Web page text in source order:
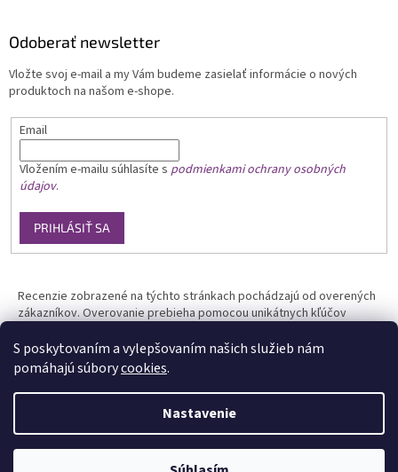
S poskytovaním a vylepšovaním našich služieb nám
pomáhajú súborycookies.
Nastavenie
Odoberať newsletter
Vložte svoj e-mail a my Vám budeme zasielať informácie o nových
produktoch na našom e-shope.
Email
Vložením e-mailu súhlasíte s podmienkami ochrany osobných
údajov.
PRIHLÁSIŤ SA
Recenzie zobrazené na týchto stránkach pochádzajú od overených
zákazníkov. Overovanie prebieha pomocou unikátnych kľúčov
Vytvoril Shoptet